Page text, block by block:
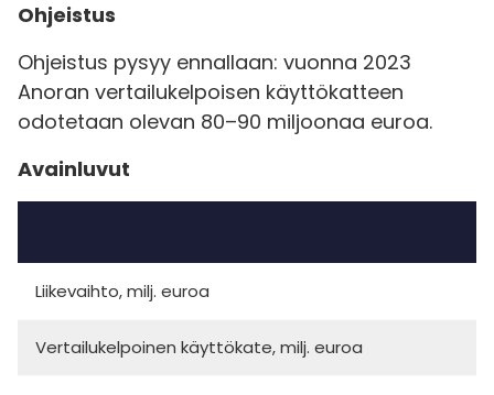
Ohjeistus
Ohjeistus pysyy ennallaan: vuonna 2023
Anoran vertailukelpoisen käyttökatteen
odotetaan olevan 80–90 miljoonaa euroa.
Avainluvut
Liikevaihto, milj. euroa
Vertailukelpoinen käyttökate, milj. euroa